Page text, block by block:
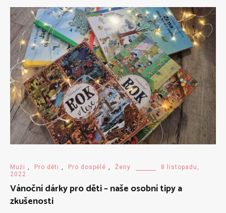
Muži , Pro děti , Pro dospělé , Ženy
8 listopadu,
2022
Vánoční dárky pro děti – naše osobní tipy a
zkušenosti